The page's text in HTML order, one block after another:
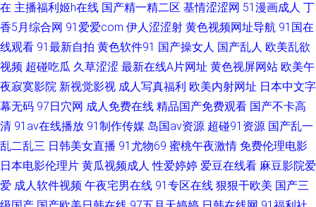
看 少妇熟女一区二区 国产avv福利播放 欧美欧美人妖 91看片成人版免费看
久久一本 91精品妇丝袜 韩国女主播秋霞 一区一去一区一级 豆花视频在线 伪
久亚洲熟妇中文字幕 久久豆花 91豆花10 老司机福利精品 91拍黄 美日综合
网 91含羞草 精品一二三四匹 91爱爱片 国产精品一区在线懂色 亚洲色情天堂
大香蕉福利院
在 主播福利姬h在线 国产精一精二区 基情涩涩网 51漫画成人 丁
香5月综合网 91爱爱com 伊人涩涩射 黄色视频网址导航 91国在
线观看 91最新自拍 黄色软件91 国产操女人 国产乱人 欧美乱欲
视频 超碰吃瓜 久草涩涩 最新在线A片网址 黄色视屏网站 欧美午
夜寂寞影院 新视觉影视 成人写真福利 欧美内射网址 日本中文字
幕无码 97日穴网 成人免费在线 精品国产免费观看 国产不卡高
清 91av在线播放 91制作传媒 岛国av资源 超碰91资源 国产乱一
乱二乱三 日韩美女直播 91尤物69 蜜桃午夜激情 免费伦理电影
日本电影伦理片 黄瓜视频成人 性爱婷婷 爱豆在线看 麻豆影院爱
爱 成人软件视频 午夜宅男在线 91专区在线 狠狠干欧美 国产三